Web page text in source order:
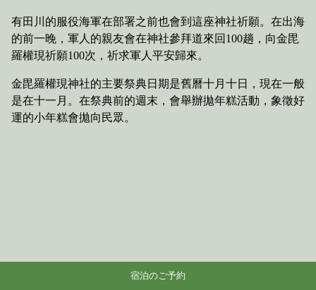
有田川的服役海軍在部署之前也會到這座神社祈願。在出海
的前一晚，軍人的親友會在神社參拜道來回100趟，向金毘
羅權現祈願100次，祈求軍人平安歸來。
金毘羅權現神社的主要祭典日期是舊曆十月十日，現在一般
是在十一月。在祭典前的週末，會舉辦拋年糕活動，象徵好
運的小年糕會拋向民眾。
宿泊のご予約